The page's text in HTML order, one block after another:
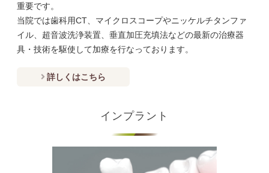
重要です。
当院では歯科用CT、マイクロスコープやニッケルチタンファ
イル、超音波洗浄装置、垂直加圧充填法などの最新の治療器
具・技術を駆使して加療を行なっております。
詳しくはこちら
インプラント